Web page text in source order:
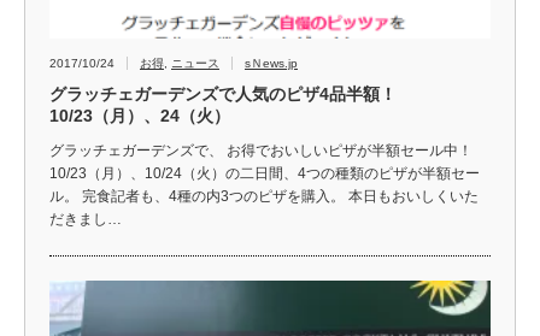
2017/10/24 お得 ニュース sＮews.jp
グラッチェガーデンズで人気のピザ4品半額！
10/23（月）、24（火）
グラッチェガーデンズで、 お得でおいしいピザが半額セール中！
10/23（月）、10/24（火）の二日間、4つの種類のピザが半額セー
ル。 完食記者も、4種の内3つのピザを購入。 本日もおいしくいた
だきまし…